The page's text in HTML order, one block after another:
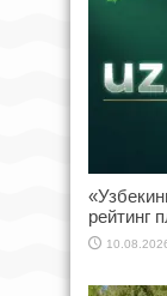
рейтинг